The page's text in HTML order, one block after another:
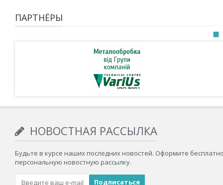
ПАРТНЁРЫ
НОВОСТНАЯ РАССЫЛКА
Будьте в курсе наших последних новостей. Оформите
персональную новостную рассылку.